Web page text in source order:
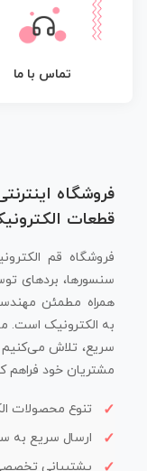
تماس با ما
فروشگاه
قطعات
فروشگاه قم
سنسورها، بردهای
همراه مطمئن
به الکترونیک است.
سریع، تلاش می‌کنیم
مشتریان خود فراهم
تنوع محصولات
ارسال سریع به
پشتیبانی